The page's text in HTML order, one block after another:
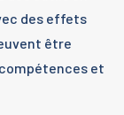
des effets
être
et